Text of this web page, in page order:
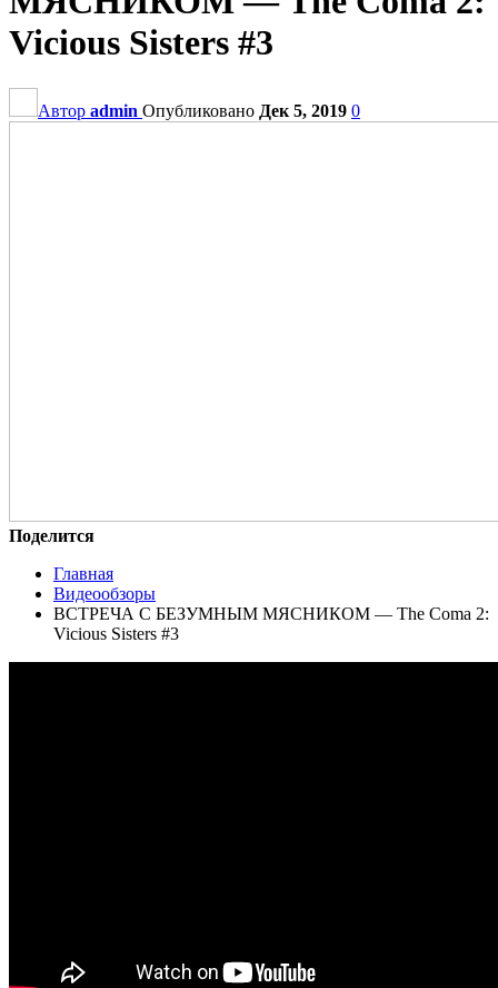
Vicious Sisters #3
Автор admin Опубликовано Дек 5, 2019 0
Поделится
Главная
Видеообзоры
ВСТРЕЧА С БЕЗУМНЫМ МЯСНИКОМ — The Coma 2:
Vicious Sisters #3